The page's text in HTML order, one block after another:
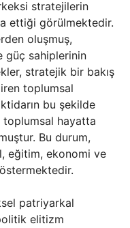
stratejilerin
ettiği görülmektedir.
oluşmuş,
güç sahiplerinin
stratejik bir bakış
toplumsal
bu şekilde
toplumsal hayatta
Bu durum,
eğitim, ekonomi ve
patriyarkal
elitizm